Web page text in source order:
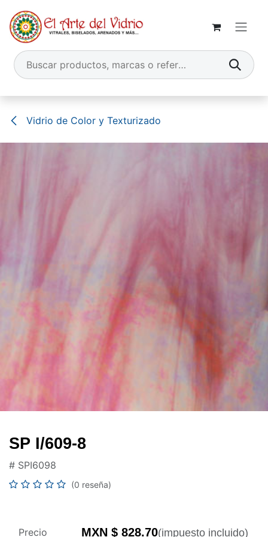
Vidrio de Color y Texturizado
SP I/609-8
# SPI6098
(0 reseña)
Precio MXN $ 828.70(impuesto incluido)